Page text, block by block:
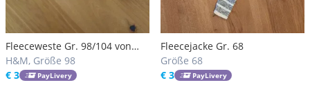
Fleeceweste Gr. 98/104 von
H&M
H&M, Größe 98
€ 3
PayLivery
Fleecejacke Gr. 68
Größe 68
€ 3
PayLivery